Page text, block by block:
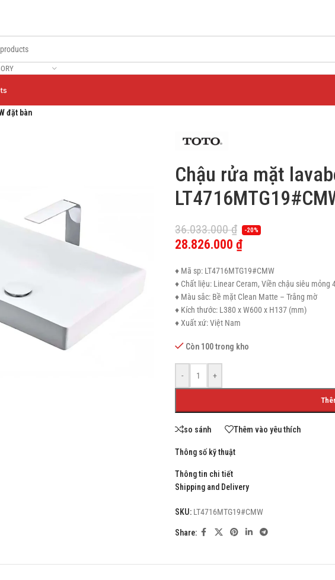
SHOP LAYOUTS
Filters area
Hidden sidebar
HOT
Small categories menu
Products list view
With background
Category description
Header overlap
Infinit scrolling
đặt bàn
Chậu rửa mặt
36.033.000₫ -20%
28.826.000 ₫
♦ Mã sp: LT4716MTG19#CMW
♦ Chất liệu: Linear Ceram, Viền chậu siêu
♦ Màu sắc: Bề mặt Clean Matte – Trắng mờ
♦ Kích thước: L380 x W600 x H137 (mm)
♦ Xuất xứ: Việt Nam
Còn 100 trong kho
- +
so sánh Thêm vào yêu thích
Thông số kỹ thuật
Thông tin chi tiết
Shipping and Delivery
SKU: LT4716MTG19#CMW
Share: